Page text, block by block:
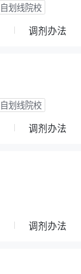
自划线院校
调剂办法
自划线院校
调剂办法
调剂办法